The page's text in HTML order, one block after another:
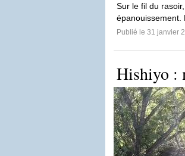
Sur le fil du
épanouissement.
Publié le 31 janvier
Hishiyo :